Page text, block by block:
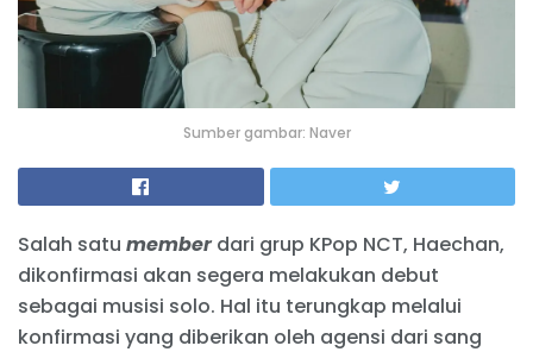
Sumber gambar: Naver
Salah satu memberdari grup KPop NCT, Haechan,
dikonfirmasi akan segera melakukan debut
sebagai musisi solo. Hal itu terungkap melalui
konfirmasi yang diberikan oleh agensi dari sang